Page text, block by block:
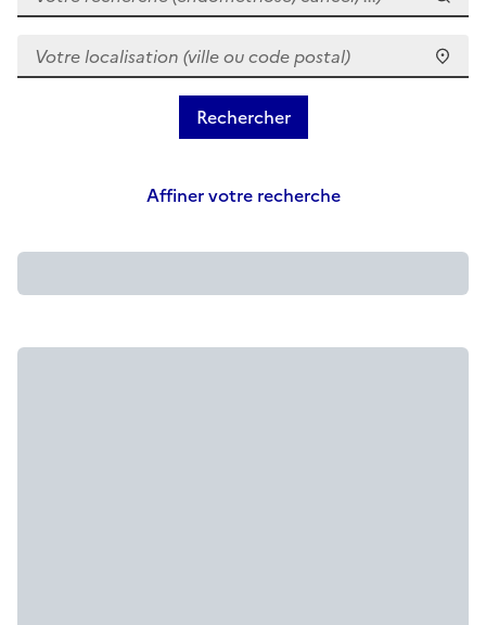
Votre localisation (ville ou code postal)
Affiner votre recherche